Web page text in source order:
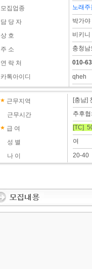
모집업종
담 당 자
상 호
주 소
연 락 처
카톡아이디
노래주
박가야
비키니
충청
010-
qheh
근무지역
근무시간
급 여
성 별
나 이
[충남]
추후협
[TC]
여
20-40